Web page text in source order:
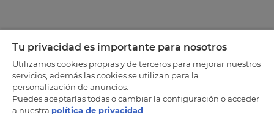
Tu privacidad es importante para nosotros
Utilizamos cookies propias y de terceros para mejorar nuestros
servicios, además las cookies se utilizan para la
personalización de anuncios.
Puedes aceptarlas todas o cambiar la configuración o acceder
a nuestra política de privacidad